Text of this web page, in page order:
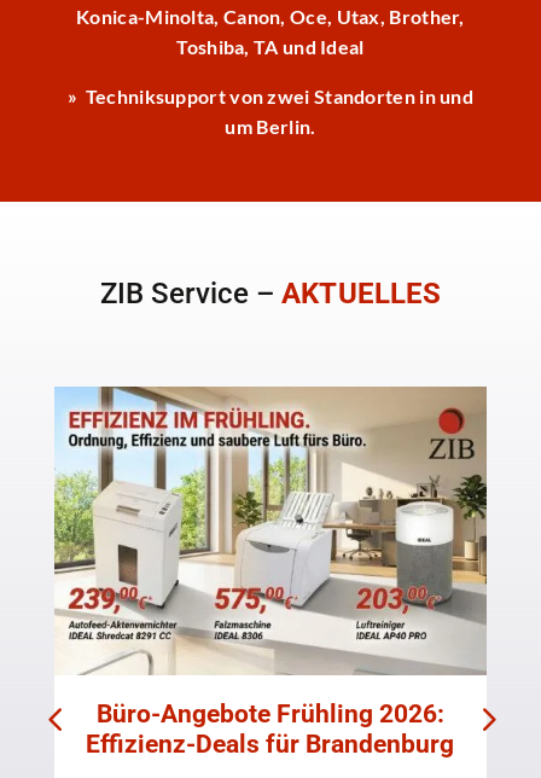
Konica-Minolta, Canon, Oce, Utax, Brother,
Toshiba, TA und Ideal
» Techniksupport von zwei Standorten in und
um Berlin.
ZIB Service –AKTUELLES
Büro-Angebote Frühling 2026:
Effizienz-Deals für Brandenburg